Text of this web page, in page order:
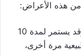
من هذه الأعراض:
يمكن أن يتراجع معدل الخصوبة، وقد يستمر لمدة 10
مرة أخرى،